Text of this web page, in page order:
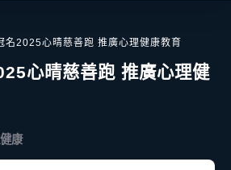
名2025心晴慈善跑 推廣心理健康教育
心晴慈善跑 推廣心理健
康